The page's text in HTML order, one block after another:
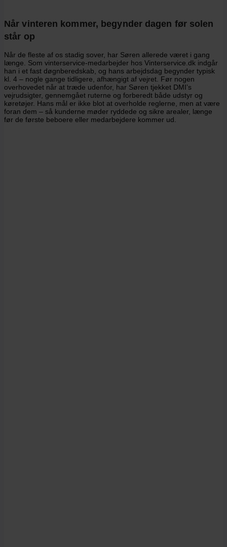
Når vinteren kommer, begynder dagen før solen
står op
Når de fleste af os stadig sover, har Søren allerede været i gang
længe. Som vinterservice-medarbejder hos Vinterservice.dk indgår
han i et fast døgnberedskab, og hans arbejdsdag begynder typisk
kl. 4 – nogle gange tidligere, afhængigt af vejret. Før nogen
overhovedet når at træde udenfor, har Søren tjekket DMI’s
vejrudsigter, gennemgået ruterne og forberedt både udstyr og
køretøjer. Hans mål er ikke blot at overholde reglerne, men at være
foran dem – så kunderne møder ryddede og sikre arealer, længe
før de første beboere eller medarbejdere kommer ud.